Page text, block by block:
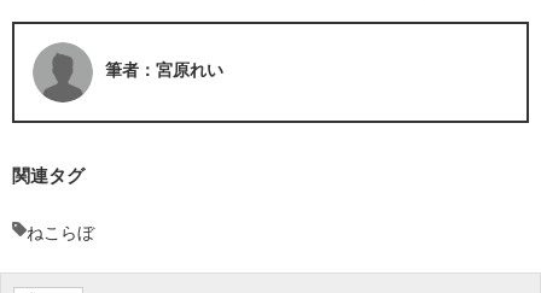
筆者：宮原れい
関連タグ
ねこらぼ